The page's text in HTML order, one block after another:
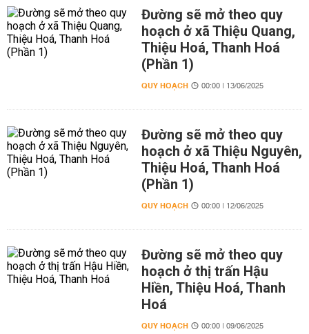
Đường sẽ mở theo quy
hoạch ở xã Thiệu Quang,
Thiệu Hoá, Thanh Hoá
(Phần 1)
QUY HOẠCH 00:00 | 13/06/2025
Đường sẽ mở theo quy
hoạch ở xã Thiệu Nguyên,
Thiệu Hoá, Thanh Hoá
(Phần 1)
QUY HOẠCH 00:00 | 12/06/2025
Đường sẽ mở theo quy
hoạch ở thị trấn Hậu
Hiền, Thiệu Hoá, Thanh
Hoá
QUY HOẠCH 00:00 | 09/06/2025